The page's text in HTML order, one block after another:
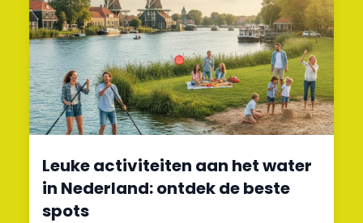
Leuke activiteiten aan het water
in Nederland: ontdek de beste
spots